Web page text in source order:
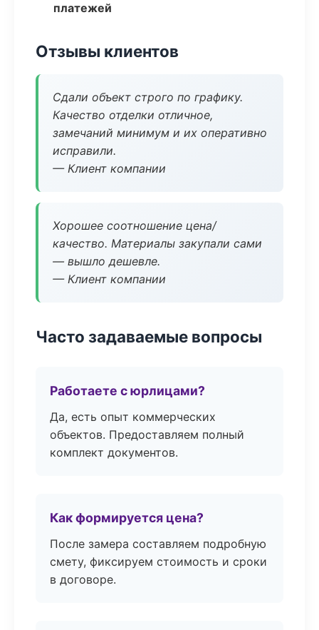
платежей
Отзывы клиентов
Сдали объект строго по графику.
Качество отделки отличное,
замечаний минимум и их оперативно
исправили.
— Клиент компании
Хорошее соотношение цена/
качество. Материалы закупали сами
— вышло дешевле.
— Клиент компании
Часто задаваемые вопросы
Работаете с юрлицами?
Да, есть опыт коммерческих
объектов. Предоставляем полный
комплект документов.
Как формируется цена?
После замера составляем подробную
смету, фиксируем стоимость и сроки
в договоре.